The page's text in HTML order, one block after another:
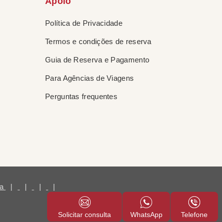
Política de Privacidade
Termos e condições de reserva
Guia de Reserva e Pagamento
Para Agências de Viagens
Perguntas frequentes
| | | |
Telefone
WhatsApp
Solicitar consulta